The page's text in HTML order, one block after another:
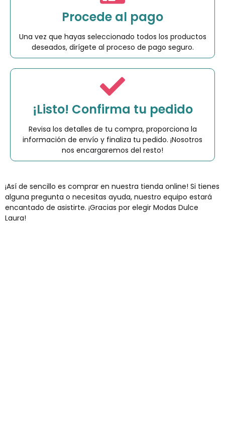
Procede al pago
Una vez que hayas seleccionado todos los productos
deseados, dirígete al proceso de pago seguro.
¡Listo! Confirma tu pedido
Revisa los detalles de tu compra, proporciona la
información de envío y finaliza tu pedido. ¡Nosotros
nos encargaremos del resto!
¡Así de sencillo es comprar en nuestra tienda online! Si tienes
alguna pregunta o necesitas ayuda, nuestro equipo estará
encantado de asistirte. ¡Gracias por elegir Modas Dulce
Laura!